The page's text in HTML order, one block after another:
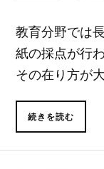
教育分野では
紙の採点が行
その在り方が
続きを読む